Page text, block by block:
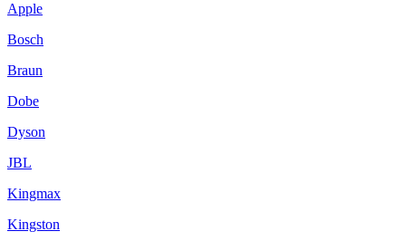
Apple
Bosch
Braun
Dobe
Dyson
JBL
Kingmax
Kingston